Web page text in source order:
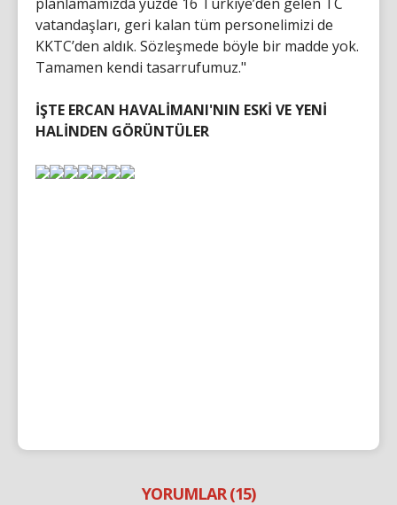
vatandaşları, geri kalan tüm personelimizi de
KKTC’den aldık. Sözleşmede böyle bir madde yok.
Tamamen kendi tasarrufumuz."
İŞTE ERCAN HAVALİMANI'NIN ESKİ VE YENİ
HALİNDEN GÖRÜNTÜLER
YORUMLAR (15)